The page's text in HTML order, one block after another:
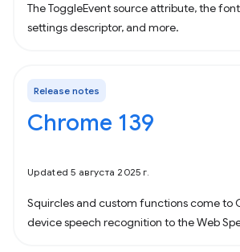
The ToggleEvent source attribute, the
settings descriptor, and more.
Release notes
Chrome 139
Updated 5 августа 2025 г.
Squircles and custom functions come to
device speech recognition to the Web